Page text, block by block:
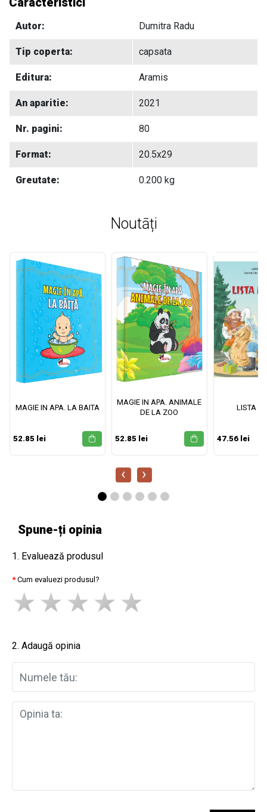
Autor: Dumitra Radu
Tip coperta: capsata
Editura: Aramis
An aparitie: 2021
Nr. pagini: 80
Format: 20.5x29
Greutate: 0.200 kg
Noutāți
MAGIE IN APA. LA BAITA
52.85 lei
MAGIE IN APA. ANIMALE
DE LA ZOO
52.85 lei
LISTA
47.56 lei
‹ ›
Spune-ți opinia
1. Evaluează produsul
Cum evaluezi produsul?
2. Adaugă opinia